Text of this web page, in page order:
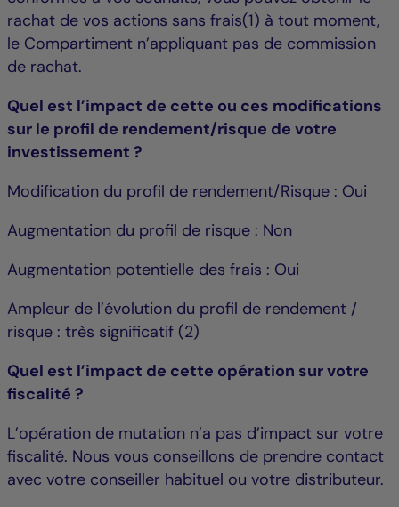
rachat de vos actions sans frais(1) à tout moment,
le Compartiment n’appliquant pas de commission
de rachat.
Quel est l’impact de cette ou ces modifications
sur le profil de rendement/risque de votre
investissement ?
Modification du profil de rendement/Risque : Oui
Augmentation du profil de risque : Non
Augmentation potentielle des frais : Oui
Ampleur de l’évolution du profil de rendement /
risque : très significatif (2)
Quel est l’impact de cette opération sur votre
fiscalité ?
L’opération de mutation n’a pas d’impact sur votre
fiscalité. Nous vous conseillons de prendre contact
avec votre conseiller habituel ou votre distributeur.